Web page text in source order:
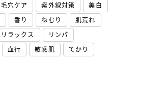
毛穴ケア 紫外線対策
美白
香り ねむり
肌荒れ
リラックス
リンパ
血行 敏感肌
てかり